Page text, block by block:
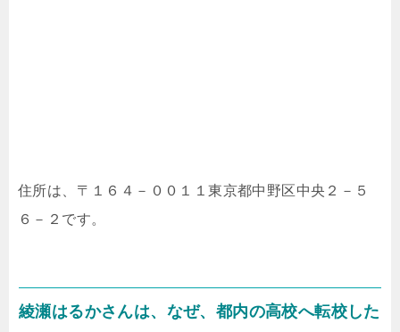
住所は、〒１６４－００１１東京都中野区中央２－５
６－２です。
綾瀬はるかさんは、なぜ、都内の高校へ転校した